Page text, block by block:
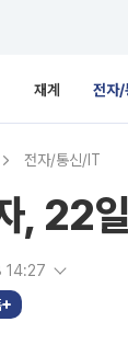
재계 전자
전자/통신/IT
, 22
14:27